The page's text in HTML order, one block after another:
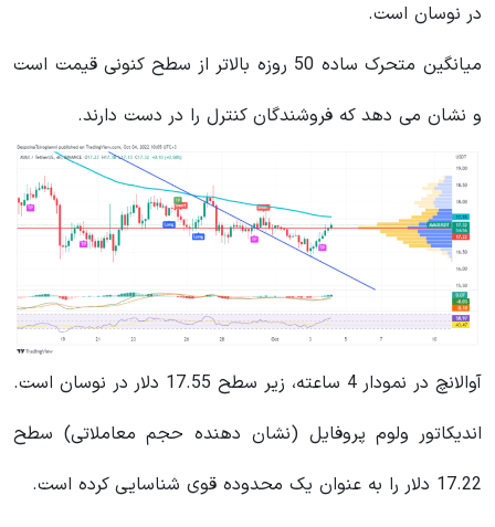
در نوسان است.
میانگین متحرک ساده 50 روزه بالاتر از سطح کنونی قیمت است
و نشان می دهد که فروشندگان کنترل را در دست دارند.
آوالانچ در نمودار 4 ساعته، زیر سطح 17.55 دلار در نوسان است.
اندیکاتور ولوم پروفایل (نشان دهنده حجم معاملاتی) سطح
17.22 دلار را به عنوان یک محدوده قوی شناسایی کرده است.